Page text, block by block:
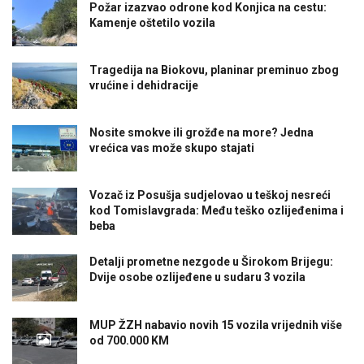
Požar izazvao odrone kod Konjica na cestu:
Kamenje oštetilo vozila
Tragedija na Biokovu, planinar preminuo zbog
vrućine i dehidracije
Nosite smokve ili grožđe na more? Jedna
vrećica vas može skupo stajati
Vozač iz Posušja sudjelovao u teškoj nesreći
kod Tomislavgrada: Među teško ozlijeđenima i
beba
Detalji prometne nezgode u Širokom Brijegu:
Dvije osobe ozlijeđene u sudaru 3 vozila
MUP ŽZH nabavio novih 15 vozila vrijednih više
od 700.000 KM